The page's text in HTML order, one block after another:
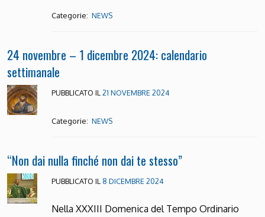
Categorie: NEWS
24 novembre – 1 dicembre 2024: calendario
settimanale
PUBBLICATO IL 21 NOVEMBRE 2024
Categorie: NEWS
“Non dai nulla finché non dai te stesso”
PUBBLICATO IL 8 DICEMBRE 2024
Nella XXXIII Domenica del Tempo Ordinario